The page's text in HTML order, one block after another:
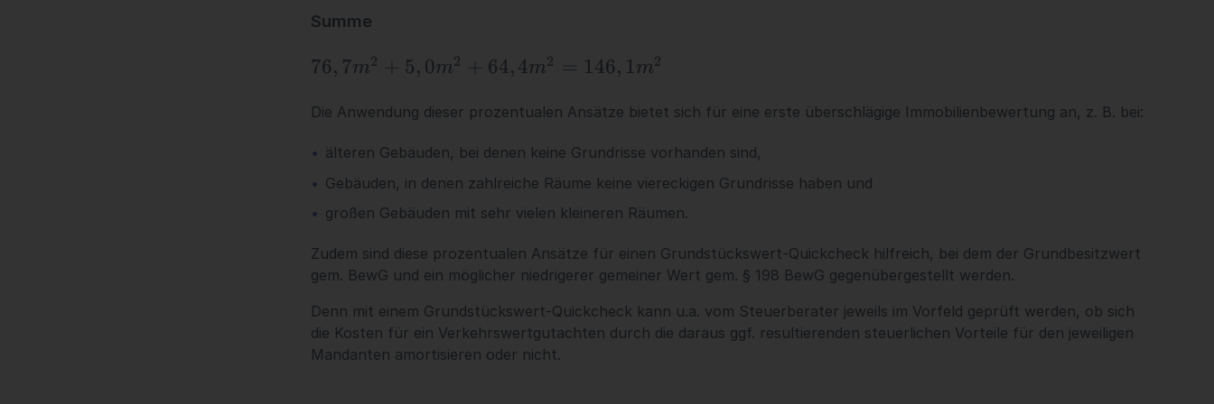
64,4m^2
Summe
76,7m^2
+ 5,0m^2
m^2 =
146,1m^2
76, 7m2 + 5, 0m2 + 64,4m2 = 146, 1m2
Die Anwendung dieser prozentualen Ansätze bietet sich für eine erste überschlägige Immobilienbewertung an, z. B. bei:
älteren Gebäuden, bei denen keine Grundrisse vorhanden sind,
Gebäuden, in denen zahlreiche Räume keine viereckigen Grundrisse haben und
großen Gebäuden mit sehr vielen kleineren Räumen.
Zudem sind diese prozentualen Ansätze für einen Grundstückswert-Quickcheck hilfreich, bei dem der Grundbesitzwert
gem. BewG und ein möglicher niedrigerer gemeiner Wert gem. § 198 BewG gegenübergestellt werden.
Denn mit einem Grundstückswert-Quickcheck kann u.a. vom Steuerberater jeweils im Vorfeld geprüft werden, ob sich
die Kosten für ein Verkehrswertgutachten durch die daraus ggf. resultierenden steuerlichen Vorteile für den jeweiligen
Mandanten amortisieren oder nicht.